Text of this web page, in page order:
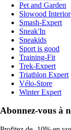
Pet and Garden
Slowood Interior
Smash-Expert
Sneak'In
Sneakids
Sport is good
Training-Fit
Trek-Expert
Triathlon Expert
Vélo-Store
Winter Expert
Abonnez-vous à